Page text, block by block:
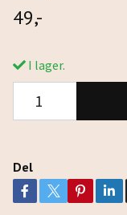
49,-
I lager.
Del